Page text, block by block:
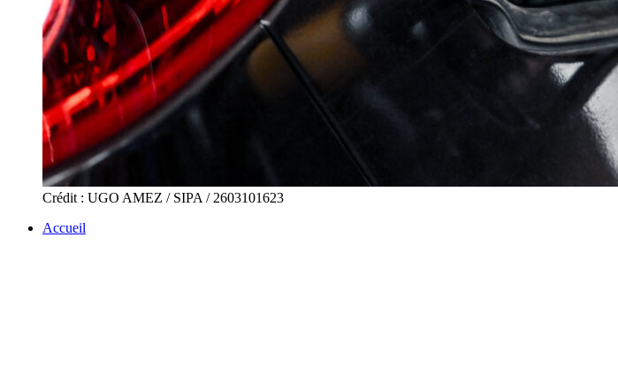
Crédit : UGO AMEZ / SIPA / 2603101623
Accueil